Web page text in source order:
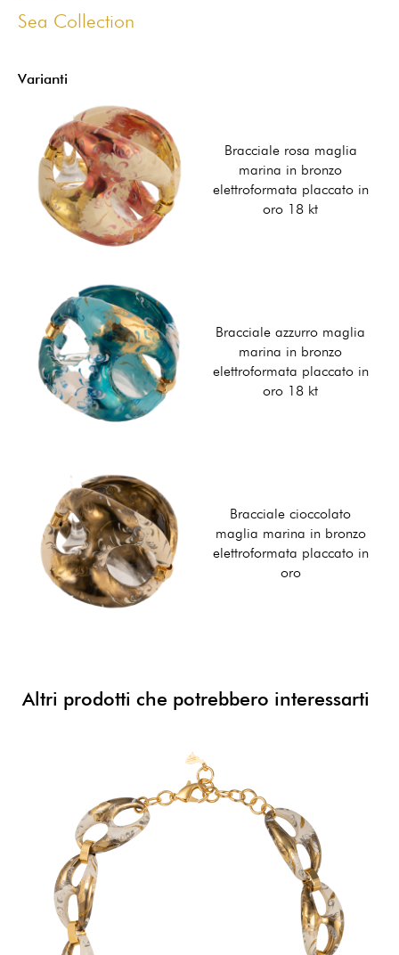
Sea Collection
Varianti
Bracciale rosa maglia
marina in bronzo
elettroformata placcato in
oro 18 kt
Bracciale azzurro maglia
marina in bronzo
elettroformata placcato in
oro 18 kt
Bracciale cioccolato
maglia marina in bronzo
elettroformata placcato in
oro
Altri prodotti che potrebbero interessarti